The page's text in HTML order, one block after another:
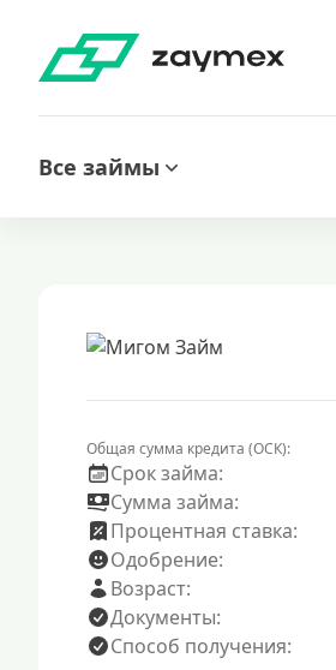
Все займы
Общая сумма кредита (ОСК):
Срок займа:
Сумма займа:
Процентная ставка:
Одобрение:
Возраст:
Документы:
Способ получения: